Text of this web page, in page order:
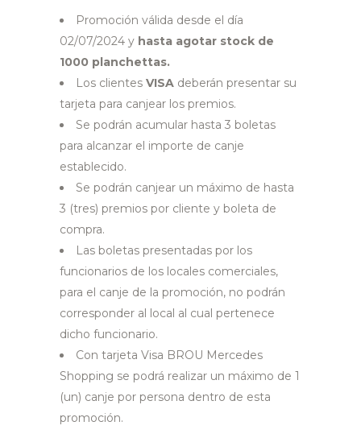
Promoción válida desde el día
02/07/2024 y hasta agotar stock de
1000 planchettas.
Los clientes VISA deberán presentar su
tarjeta para canjear los premios.
Se podrán acumular hasta 3 boletas
para alcanzar el importe de canje
establecido.
Se podrán canjear un máximo de hasta
3 (tres) premios por cliente y boleta de
compra.
Las boletas presentadas por los
funcionarios de los locales comerciales,
para el canje de la promoción, no podrán
corresponder al local al cual pertenece
dicho funcionario.
Con tarjeta Visa BROU Mercedes
Shopping se podrá realizar un máximo de 1
(un) canje por persona dentro de esta
promoción.